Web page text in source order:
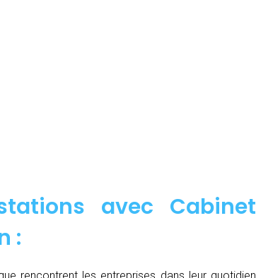
avec Cabinet
: